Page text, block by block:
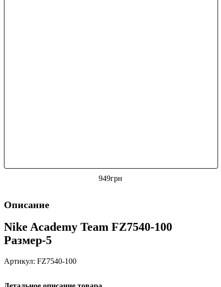
949грн
Описание
Nike Academy Team FZ7540-100
Размер-5
Артикул: FZ7540-100